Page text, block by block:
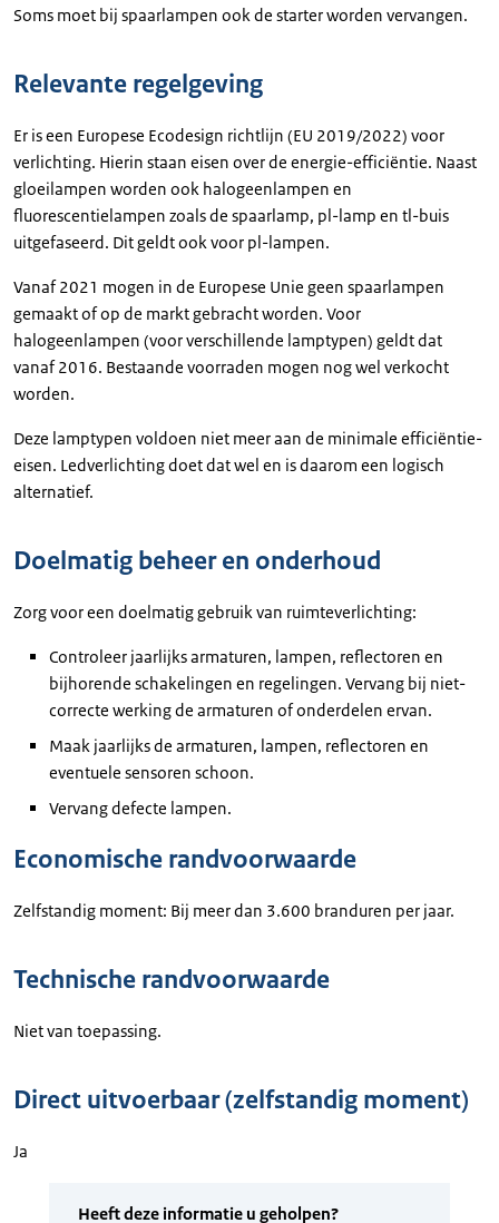
Soms moet bij spaarlampen ook de starter worden vervangen.
Relevante regelgeving
Er is een Europese Ecodesign richtlijn (EU 2019/2022) voor
verlichting. Hierin staan eisen over de energie-efficiëntie. Naast
gloeilampen worden ook halogeenlampen en
fluorescentielampen zoals de spaarlamp, pl-lamp en tl-buis
uitgefaseerd. Dit geldt ook voor pl-lampen.
Vanaf 2021 mogen in de Europese Unie geen spaarlampen
gemaakt of op de markt gebracht worden. Voor
halogeenlampen (voor verschillende lamptypen) geldt dat
vanaf 2016. Bestaande voorraden mogen nog wel verkocht
worden.
Deze lamptypen voldoen niet meer aan de minimale efficiëntie-
eisen. Ledverlichting doet dat wel en is daarom een logisch
alternatief.
Doelmatig beheer en onderhoud
Zorg voor een doelmatig gebruik van ruimteverlichting:
Controleer jaarlijks armaturen, lampen, reflectoren en
bijhorende schakelingen en regelingen. Vervang bij niet-
correcte werking de armaturen of onderdelen ervan.
Maak jaarlijks de armaturen, lampen, reflectoren en
eventuele sensoren schoon.
Vervang defecte lampen.
Economische randvoorwaarde
Zelfstandig moment: Bij meer dan 3.600 branduren per jaar.
Technische randvoorwaarde
Niet van toepassing.
Direct uitvoerbaar (zelfstandig moment)
Ja